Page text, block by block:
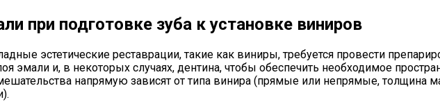
при подготовке зуба к установке виниров
эстетические реставрации, такие как виниры, требуется провести
эмали и, в некоторых случаях, дентина, чтобы обеспечить необходимое
напрямую зависят от типа винира (прямые или непрямые, толщина